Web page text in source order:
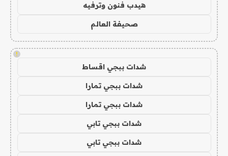
هيدب فنون وترفيه
صحيفة العالم
!
شدات ببجي اقساط
شدات ببجي تمارا
شدات ببجي تمارا
شدات ببجي تابي
شدات ببجي تابي